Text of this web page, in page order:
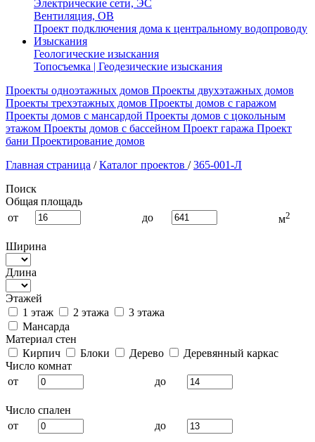
Электрические сети, ЭС
Вентиляция, ОВ
Проект подключения дома к центральному водопроводу
Изыскания
Геологические изыскания
Топосъемка | Геодезические изыскания
Проекты одноэтажных домов Проекты двухэтажных домов
Проекты трехэтажных домов Проекты домов с гаражом
Проекты домов с мансардой Проекты домов с цокольным
этажом Проекты домов с бассейном Проект гаража Проект
бани Проектирование домов
Главная страница / Каталог проектов / 365-001-Л
Поиск
Общая площадь
от
до м2
Ширина
Длина
Этажей
1 этаж
2 этажа
3 этажа
Мансарда
Материал стен
Кирпич
Блоки Дерево
Деревянный каркас
Число комнат
от
до
Число спален
от
до